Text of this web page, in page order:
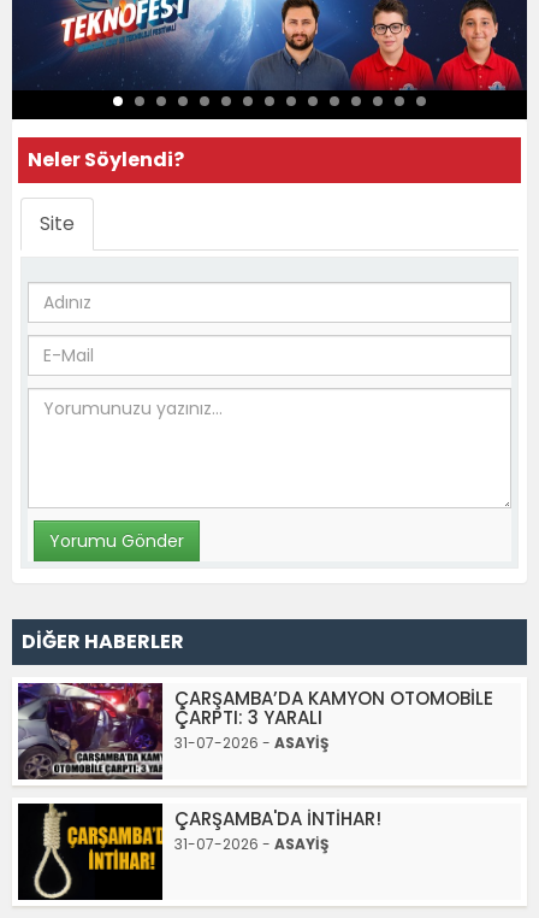
Neler Söylendi?
Site
DİĞER HABERLER
ÇARŞAMBA’DA KAMYON OTOMOBİLE
ÇARPTI: 3 YARALI
31-07-2026 - ASAYİŞ
ÇARŞAMBA'DA İNTİHAR!
31-07-2026 - ASAYİŞ